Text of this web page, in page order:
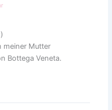
meiner Mutter
Bottega Veneta.